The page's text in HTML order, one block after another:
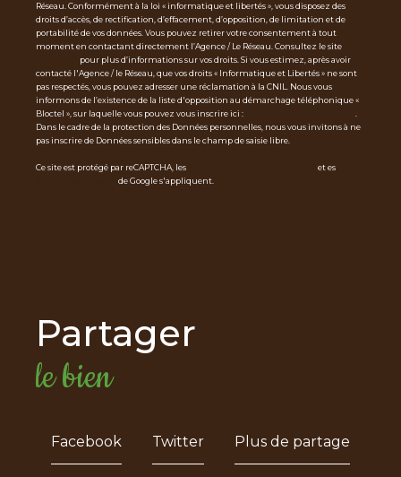
Réseau. Conformément à la loi « informatique et libertés », vous disposez des
droits d’accès, de rectification, d’effacement, d’opposition, de limitation et de
portabilité de vos données. Vous pouvez retirer votre consentement à tout
moment en contactant directement l’Agence / Le Réseau. Consultez le site
pour plus d’informations sur vos droits. Si vous estimez, après avoir
contacté l'Agence / le Réseau, que vos droits « Informatique et Libertés » ne sont
pas respectés, vous pouvez adresser une réclamation à la CNIL. Nous vous
informons de l’existence de la liste d'opposition au démarchage téléphonique «
Bloctel », sur laquelle vous pouvez vous inscrire ici :
Dans le cadre de la protection des Données personnelles, nous vous invitons à ne
pas inscrire de Données sensibles dans le champ de saisie libre.
Ce site est protégé par reCAPTCHA, les et es
de Google s'appliquent.
partager
le bien
Facebook Twitter Plus de partage